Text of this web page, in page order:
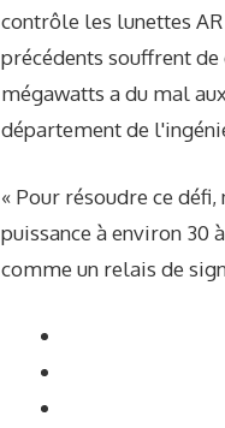
contrôle les lunettes
précédents souffrent
mégawatts a du mal
département de
« Pour résoudre ce
puissance à environ 30
comme un relais de